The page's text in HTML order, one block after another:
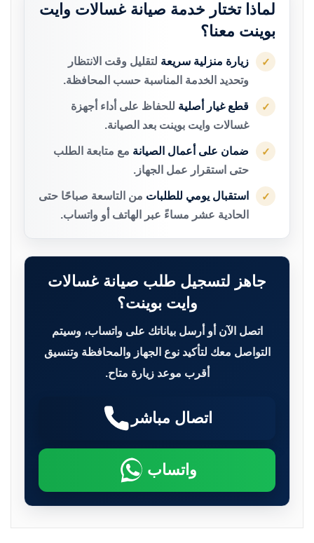
لماذا تختار خدمة صيانة غسالات وايت
بوينت معنا؟
✓ زيارة منزلية سريعة لتقليل وقت الانتظار
وتحديد الخدمة المناسبة حسب المحافظة.
✓ قطع غيار أصلية للحفاظ على أداء أجهزة
غسالات وايت بوينت بعد الصيانة.
✓ ضمان على أعمال الصيانة مع متابعة الطلب
حتى استقرار عمل الجهاز.
✓ استقبال يومي للطلبات من التاسعة صباحًا حتى
الحادية عشر مساءً عبر الهاتف أو واتساب.
جاهز لتسجيل طلب صيانة غسالات
وايت بوينت؟
اتصل الآن أو أرسل بياناتك على واتساب، وسيتم
التواصل معك لتأكيد نوع الجهاز والمحافظة وتنسيق
أقرب موعد زيارة متاح.
اتصال مباشر
واتساب